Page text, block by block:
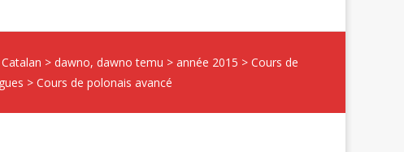
> dawno, dawno temu > année 2015 > Cours de
> Cours de polonais avancé